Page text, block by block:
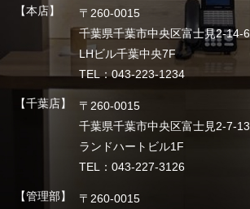
【本店】
〒260-0015
千葉県千葉市中央区富士見2-14-6
LHビル千葉中央7F
TEL：043-223-1234
【千葉店】
〒260-0015
千葉県千葉市中央区富士見2-7-13
ランドハートビル1F
TEL：043-227-3126
【管理部】
〒260-0015